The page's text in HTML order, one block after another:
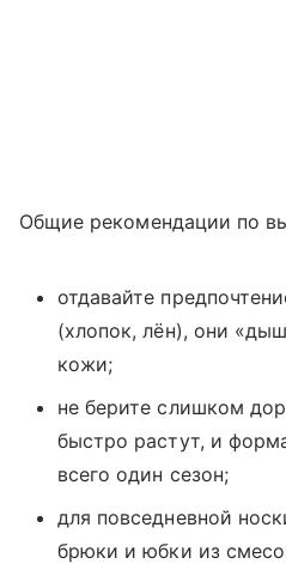
Общие рекомендации по
отдавайте
(хлопок, лён), они
кожи;
не берите слишком
быстро растут, и
всего один сезон;
для повседневной
брюки и юбки из